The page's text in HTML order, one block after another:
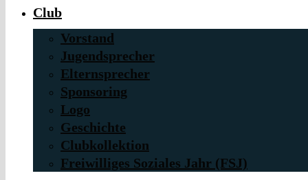
Club
Vorstand
Jugendsprecher
Elternsprecher
Sponsoring
Logo
Geschichte
Clubkollektion
Freiwilliges Soziales Jahr (FSJ)